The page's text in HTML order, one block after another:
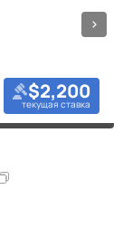
$2,200
текущая ставка